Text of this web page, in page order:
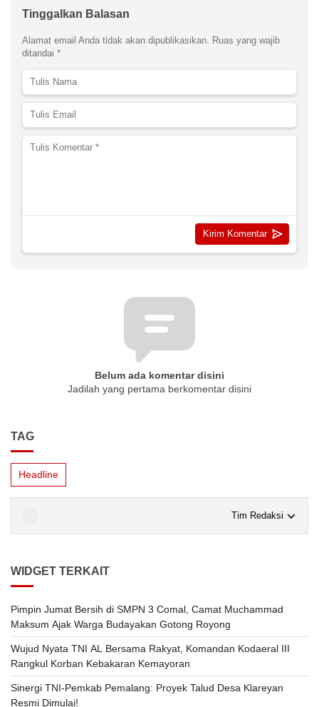
Tinggalkan Balasan
Alamat email Anda tidak akan dipublikasikan.
Ruas yang wajib
ditandai *
Belum ada komentar disini
Jadilah yang pertama berkomentar disini
TAG
Headline
Tim Redaksi
WIDGET TERKAIT
Pimpin Jumat Bersih di SMPN 3 Comal, Camat Muchammad
Maksum Ajak Warga Budayakan Gotong Royong
Wujud Nyata TNI AL Bersama Rakyat, Komandan Kodaeral III
Rangkul Korban Kebakaran Kemayoran
Sinergi TNI-Pemkab Pemalang: Proyek Talud Desa Klareyan
Resmi Dimulai!